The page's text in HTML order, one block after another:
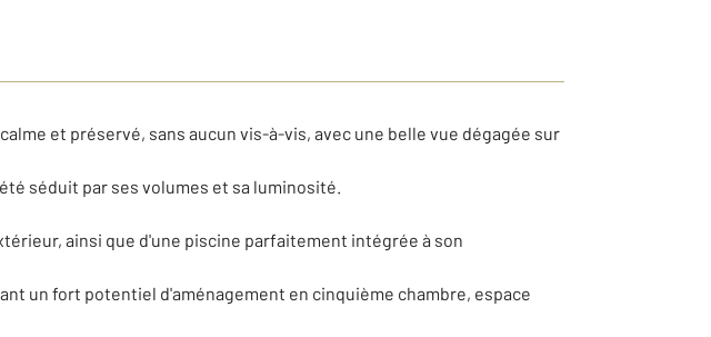
et préservé, sans aucun vis-à-vis, avec une belle vue dégagée sur
séduit par ses volumes et sa luminosité.
ainsi que d'une piscine parfaitement intégrée à son
un fort potentiel d'aménagement en cinquième chambre, espace